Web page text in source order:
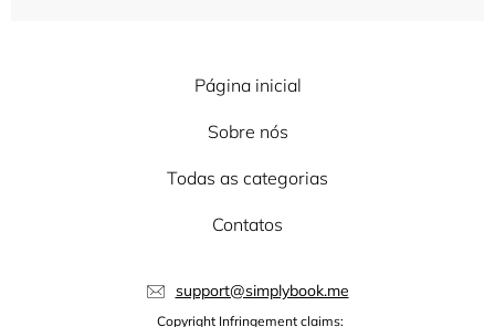
Página inicial
Sobre nós
Todas as categorias
Contatos
support@simplybook.me
Copyright Infringement claims: